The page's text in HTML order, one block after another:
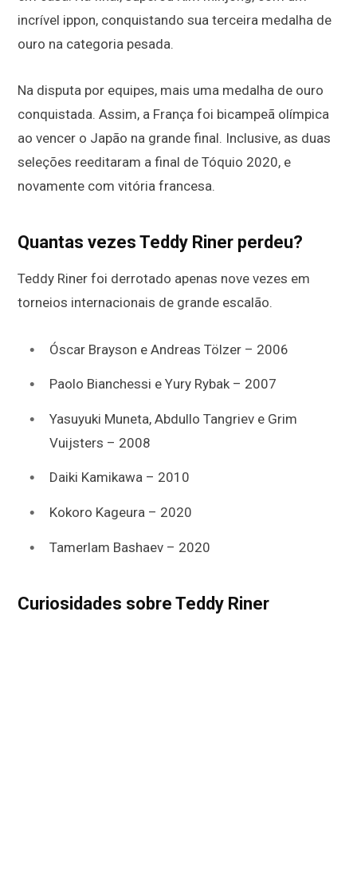
incrível ippon, conquistando sua terceira medalha de
ouro na categoria pesada.
Na disputa por equipes, mais uma medalha de ouro
conquistada. Assim, a França foi bicampeã olímpica
ao vencer o Japão na grande final. Inclusive, as duas
seleções reeditaram a final de Tóquio 2020, e
novamente com vitória francesa.
Quantas vezes Teddy Riner perdeu?
Teddy Riner foi derrotado apenas nove vezes em
torneios internacionais de grande escalão.
Óscar Brayson e Andreas Tölzer – 2006
Paolo Bianchessi e Yury Rybak – 2007
Yasuyuki Muneta, Abdullo Tangriev e Grim
Vuijsters – 2008
Daiki Kamikawa – 2010
Kokoro Kageura – 2020
Tamerlam Bashaev – 2020
Curiosidades sobre Teddy Riner